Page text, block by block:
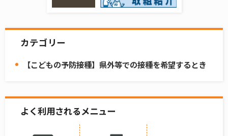
カテゴリー
【こどもの予防接種】県外等での接種を希望するとき
よく利用されるメニュー